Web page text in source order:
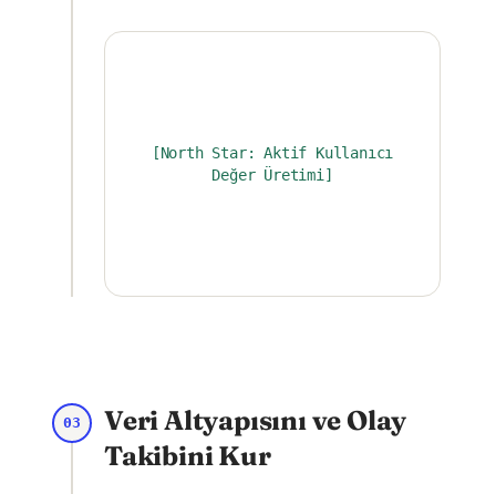
[North Star: Aktif Kullanıcı
Değer Üretimi]
03
Veri Altyapısını ve Olay
Takibini Kur